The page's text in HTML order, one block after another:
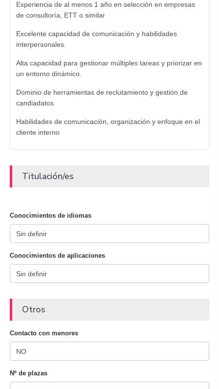
Experiencia de al menos 1 año en selección en empresas
de consultoría, ETT o similar
Excelente capacidad de comunicación y habilidades
interpersonales.
Alta capacidad para gestionar múltiples tareas y priorizar en
un entorno dinámico.
Dominio de herramientas de reclutamiento y gestión de
candiadatos
Habilidades de comunicación, organización y enfoque en el
cliente interno
Titulación/es
Conocimientos de idiomas
Conocimientos de aplicaciones
Otros
Contacto con menores
Nº de plazas